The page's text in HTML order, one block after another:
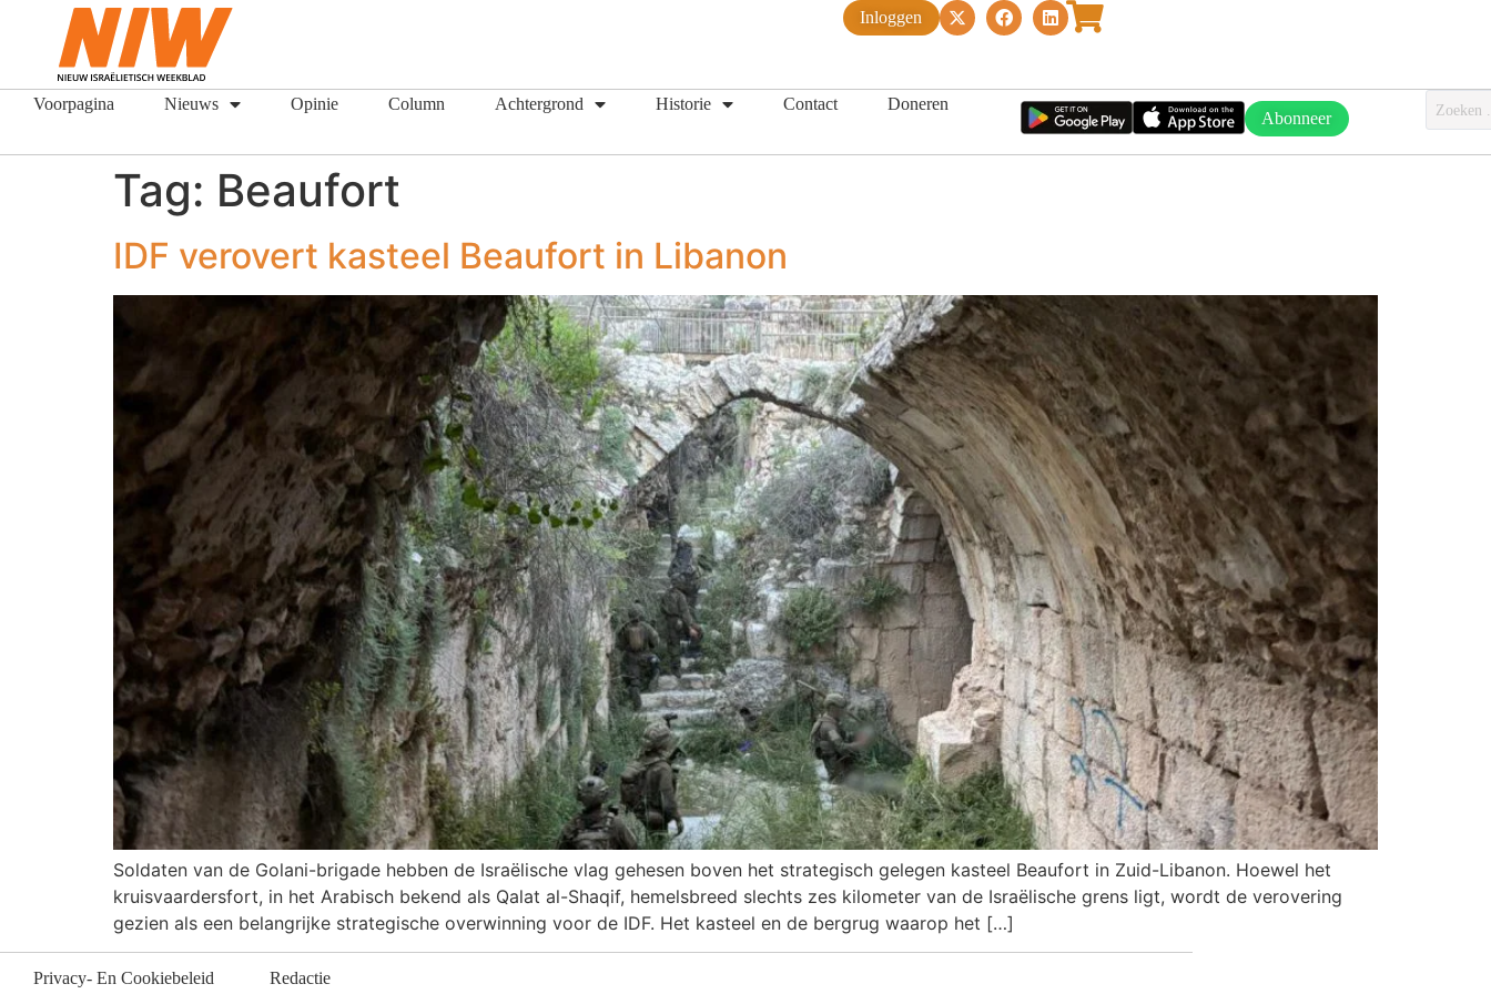
Inloggen
Voorpagina Nieuws Opinie Column Achtergrond Historie Contact Doneren
Abonneer
Tag: Beaufort
IDF verovert kasteel Beaufort in Libanon
Soldaten van de Golani-brigade hebben de Israëlische vlag gehesen boven het strategisch gelegen kasteel Beaufort in Zuid-Libanon. Hoewel het
kruisvaardersfort, in het Arabisch bekend als Qalat al-Shaqif, hemelsbreed slechts zes kilometer van de Israëlische grens ligt, wordt de verovering
gezien als een belangrijke strategische overwinning voor de IDF. Het kasteel en de bergrug waarop het […]
Privacy- En Cookiebeleid Redactie